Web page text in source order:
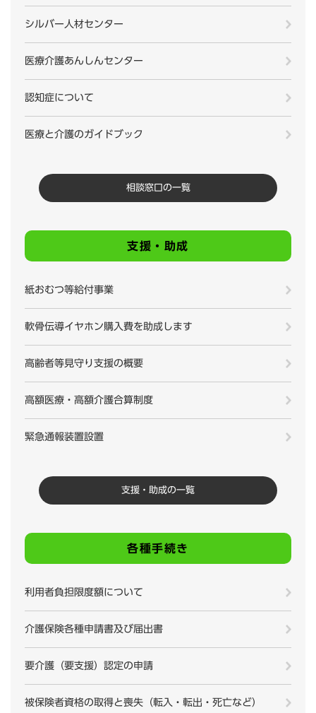
シルバー人材センター
医療介護あんしんセンター
認知症について
医療と介護のガイドブック
相談窓口の一覧
支援・助成
紙おむつ等給付事業
軟骨伝導イヤホン購入費を助成します
高齢者等見守り支援の概要
高額医療・高額介護合算制度
緊急通報装置設置
支援・助成の一覧
各種手続き
利用者負担限度額について
介護保険各種申請書及び届出書
要介護（要支援）認定の申請
被保険者資格の取得と喪失（転入・転出・死亡など）